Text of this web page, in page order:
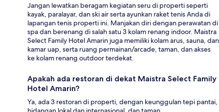
Jangan lewatkan beragam kegiatan seru di properti seperti
kayak, paralayar, dan ski air serta ayunkan raket tenis Anda di
lapangan tenis properti ini. Manjakan diri dengan perawatan di
spa dan berenang di salah satu 3 kolam renang indoor. Maistra
Select Family Hotel Amarin juga memiliki kolam arus, sauna, dan
kamar uap, serta ruang permainan/arcade, taman, dan akses
ke kolam renang outdoor terdekat.
Apakah ada restoran di dekat Maistra Select Family
Hotel Amarin?
Ya, ada 3 restoran di properti, dengan keunggulan tepi pantai,